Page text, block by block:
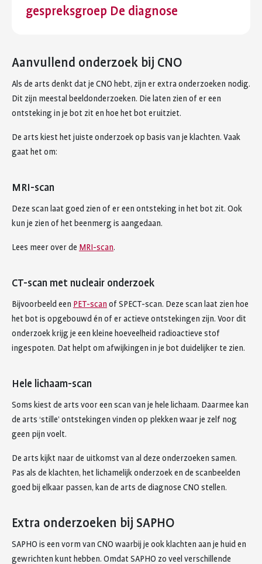
gespreksgroep De diagnose
Aanvullend onderzoek bij CNO
Als de arts denkt dat je CNO hebt, zijn er extra onderzoeken nodig.
Dit zijn meestal beeldonderzoeken. Die laten zien of er een
ontsteking in je bot zit en hoe het bot eruitziet.
De arts kiest het juiste onderzoek op basis van je klachten. Vaak
gaat het om:
MRI-scan
Deze scan laat goed zien of er een ontsteking in het bot zit. Ook
kun je zien of het beenmerg is aangedaan.
Lees meer over de MRI-scan.
CT-scan met nucleair onderzoek
Bijvoorbeeld een PET-scan of SPECT-scan. Deze scan laat zien hoe
het bot is opgebouwd én of er actieve ontstekingen zijn. Voor dit
onderzoek krijg je een kleine hoeveelheid radioactieve stof
ingespoten. Dat helpt om afwijkingen in je bot duidelijker te zien.
Hele lichaam-scan
Soms kiest de arts voor een scan van je hele lichaam. Daarmee kan
de arts ‘stille’ ontstekingen vinden op plekken waar je zelf nog
geen pijn voelt.
De arts kijkt naar de uitkomst van al deze onderzoeken samen.
Pas als de klachten, het lichamelijk onderzoek en de scanbeelden
goed bij elkaar passen, kan de arts de diagnose CNO stellen.
Extra onderzoeken bij SAPHO
SAPHO is een vorm van CNO waarbij je ook klachten aan je huid en
gewrichten kunt hebben. Omdat SAPHO zo veel verschillende